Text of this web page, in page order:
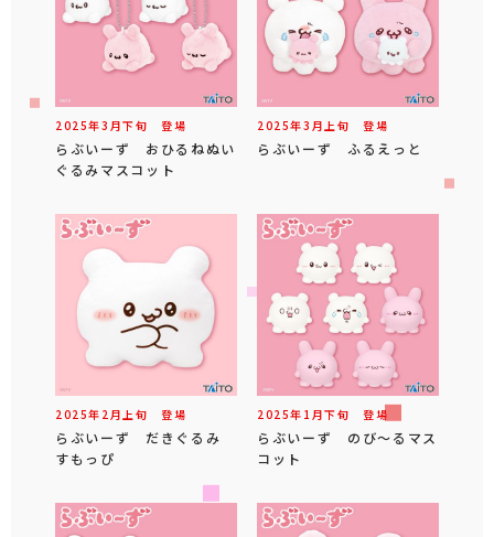
2025年3 月下旬 登場
らぶいーず おひるねぬい
ぐるみマスコット
2025年3 月 上旬 登場
らぶいーず ふるえっと
2025年 2 月 上旬 登場
らぶいーず だきぐるみ
すもっぴ
2025年 1 月下旬 登場
らぶいーず のび～るマス
コット